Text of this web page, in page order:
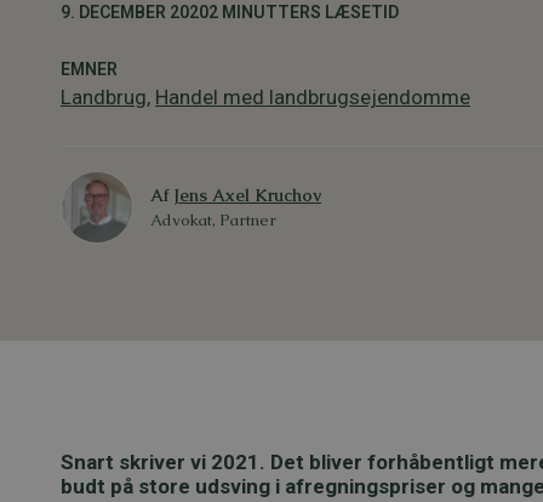
9. DECEMBER 20202 MINUTTERS LÆSETID
EMNER
Landbrug, Handel med landbrugsejendomme
Af Jens Axel Kruchov
Advokat, Partner
Snart skriver vi 2021. Det bliver forhåbentligt
budt på store udsving i afregningspriser og